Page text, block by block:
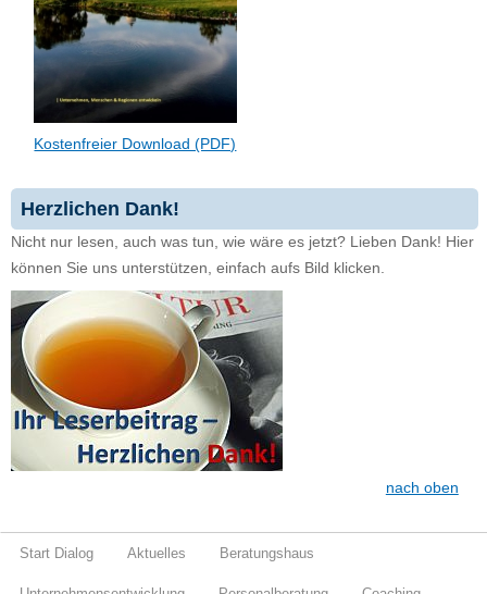
Kostenfreier Download (PDF)
Herzlichen Dank!
Nicht nur lesen, auch was tun, wie wäre es jetzt? Lieben Dank! Hier
können Sie uns unterstützen, einfach aufs Bild klicken.
nach oben
Start Dialog Aktuelles Beratungshaus